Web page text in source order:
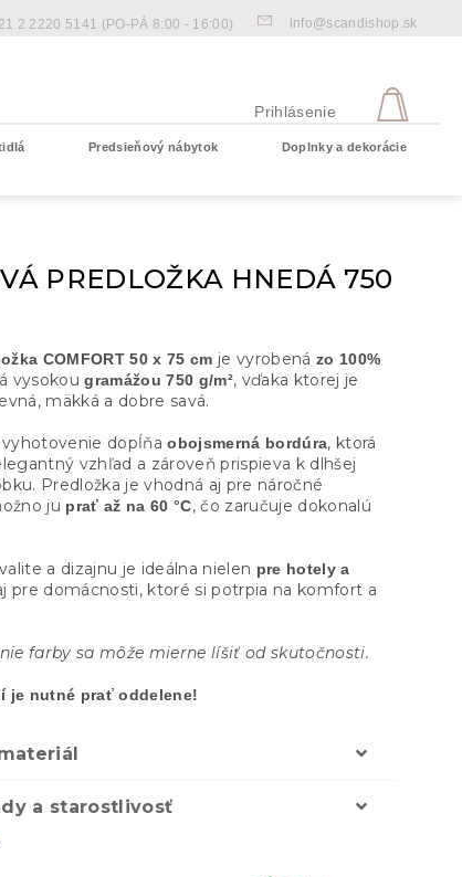
2 2220 5141 (PO-PÁ 8:00 - 16:00) info@scandishop.sk
Prihlásenie
Predsieňový nábytok Doplnky a dekorácie
PREDLOŽKA HNEDÁ 750
COMFORT 50 x 75 cm je vyrobenázo 100%
vysokougramážou 750 g/m², vďaka ktorej je
mäkká a dobre savá.
vyhotovenie dopĺňaobojsmerná bordúra, ktorá
vzhľad a zároveň prispieva k dlhšej
Predložka je vhodná aj pre náročné
ju prať až na 60 °C, čo zaručuje dokonalú
a dizajnu je ideálna nielen pre hotely a
pre domácnosti, ktoré si potrpia na komfort a
farby sa môže mierne líšiť od skutočnosti.
je nutné prať oddelene!
a starostlivosť